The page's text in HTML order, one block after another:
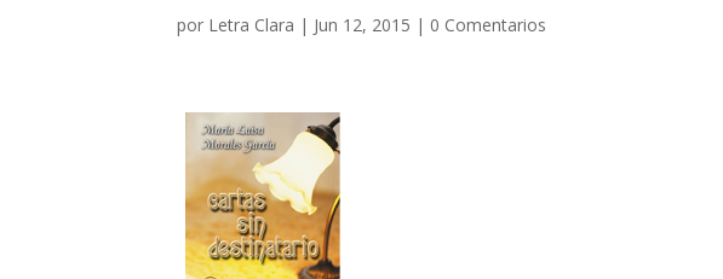
por Letra Clara | Jun 12, 2015 | 0 Comentarios